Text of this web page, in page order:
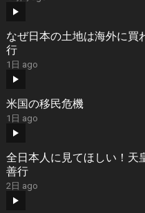
なぜ日本の土地は海外に買
行
1日 ago
米国の移民危機
1日 ago
全日本人に見てほしい！天
善行
2日 ago